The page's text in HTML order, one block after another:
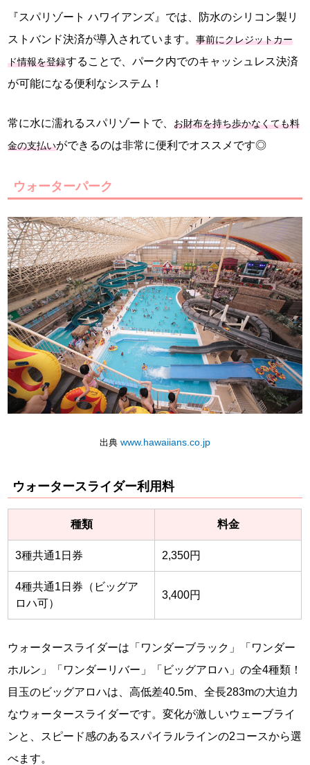
『スパリゾート ハワイアンズ』では、防水のシリコン製リ
ストバンド決済が導入されています。事前にクレジットカー
ド情報を登録することで、パーク内でのキャッシュレス決済
が可能になる便利なシステム！
常に水に濡れるスパリゾートで、お財布を持ち歩かなくても料
金の支払いができるのは非常に便利でオススメです◎
ウォーターパーク
出典 www.hawaiians.co.jp
ウォータースライダー利用料
種類 料金
3種共通1日券 2,350円
4種共通1日券（ビッグア
ロハ可）
3,400円
ウォータースライダーは「ワンダーブラック」「ワンダー
ホルン」「ワンダーリバー」「ビッグアロハ」の全4種類！
目玉のビッグアロハは、高低差40.5m、全長283mの大迫力
なウォータースライダーです。変化が激しいウェーブライ
ンと、スピード感のあるスパイラルラインの2コースから選
べます。